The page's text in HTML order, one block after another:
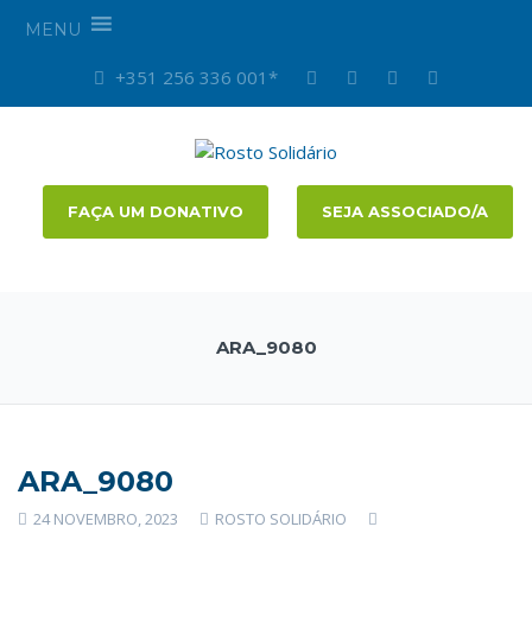
MENU
+351 256 336 001*
FAÇA UM DONATIVO SEJA ASSOCIADO/A
ARA_9080
ARA_9080
24 NOVEMBRO, 2023 ROSTO SOLIDÁRIO